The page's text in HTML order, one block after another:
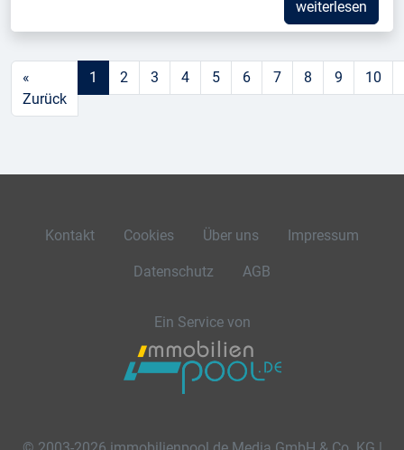
weiterlesen
«
Zurück
1 2 3 4 5 6 7 8 9 10
Kontakt Cookies Über uns Impressum
Datenschutz AGB
Ein Service von